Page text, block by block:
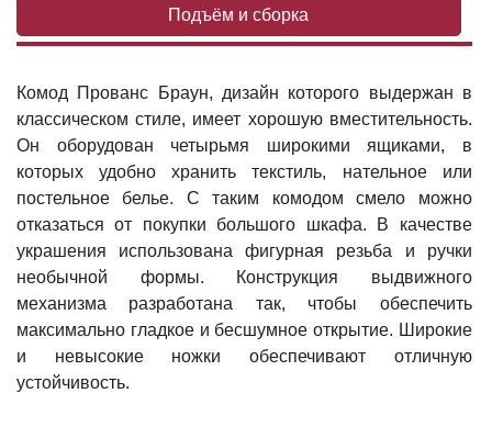
Подъём и сборка
Комод Прованс Браун, дизайн которого выдержан в
классическом стиле, имеет хорошую вместительность.
Он оборудован четырьмя широкими ящиками, в
которых удобно хранить текстиль, нательное или
постельное белье. С таким комодом смело можно
отказаться от покупки большого шкафа. В качестве
украшения использована фигурная резьба и ручки
необычной формы. Конструкция выдвижного
механизма разработана так, чтобы обеспечить
максимально гладкое и бесшумное открытие. Широкие
и невысокие ножки обеспечивают отличную
устойчивость.